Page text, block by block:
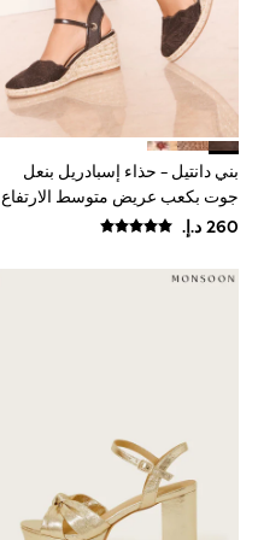
Mint Velvet
Monsoon
River Island
SCHOOWEAR
All Boys Schoolwear
Trousers
Shorts
Shirts
Polo Shirts
Coats & Jackets
Shorts
Joggers
adidas
Nike
بني دانتيل - حذاء إسبادريل بنعل
جوت بكعب عريض متوسط الارتفاع
بمقدمة مُغلقة عند الأصابع من Lipsy